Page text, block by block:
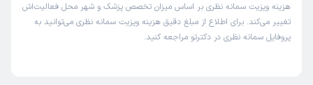
هزینه ویزیت سمانه نظری بر اساس میزان تخصص پزشک و شهر محل فعالیت‌اش
تغییر می‌کند. برای اطلاع از مبلغ دقیق هزینه ویزیت سمانه نظری می‌توانید به
پروفایل سمانه نظری در دکترتو مراجعه کنید.